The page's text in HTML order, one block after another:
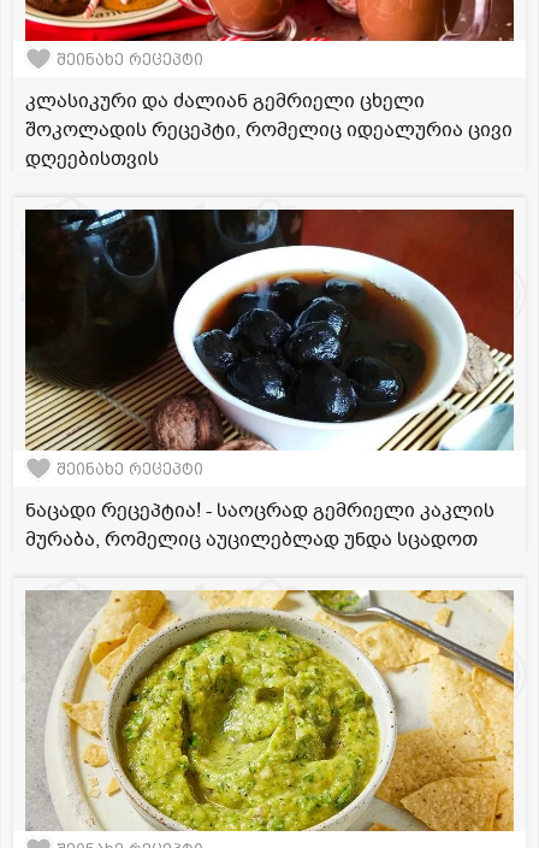
შეინახე რეცეპტი
კლასიკური და ძალიან გემრიელი ცხელი
შოკოლადის რეცეპტი, რომელიც იდეალურია ცივი
დღეებისთვის
შეინახე რეცეპტი
ნაცადი რეცეპტია! - საოცრად გემრიელი კაკლის
მურაბა, რომელიც აუცილებლად უნდა სცადოთ